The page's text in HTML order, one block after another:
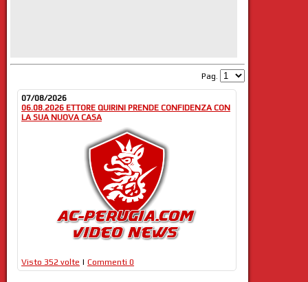
Pag.
07/08/2026
06.08.2026 ETTORE QUIRINI PRENDE CONFIDENZA CON
LA SUA NUOVA CASA
Visto 352 volte | Commenti 0